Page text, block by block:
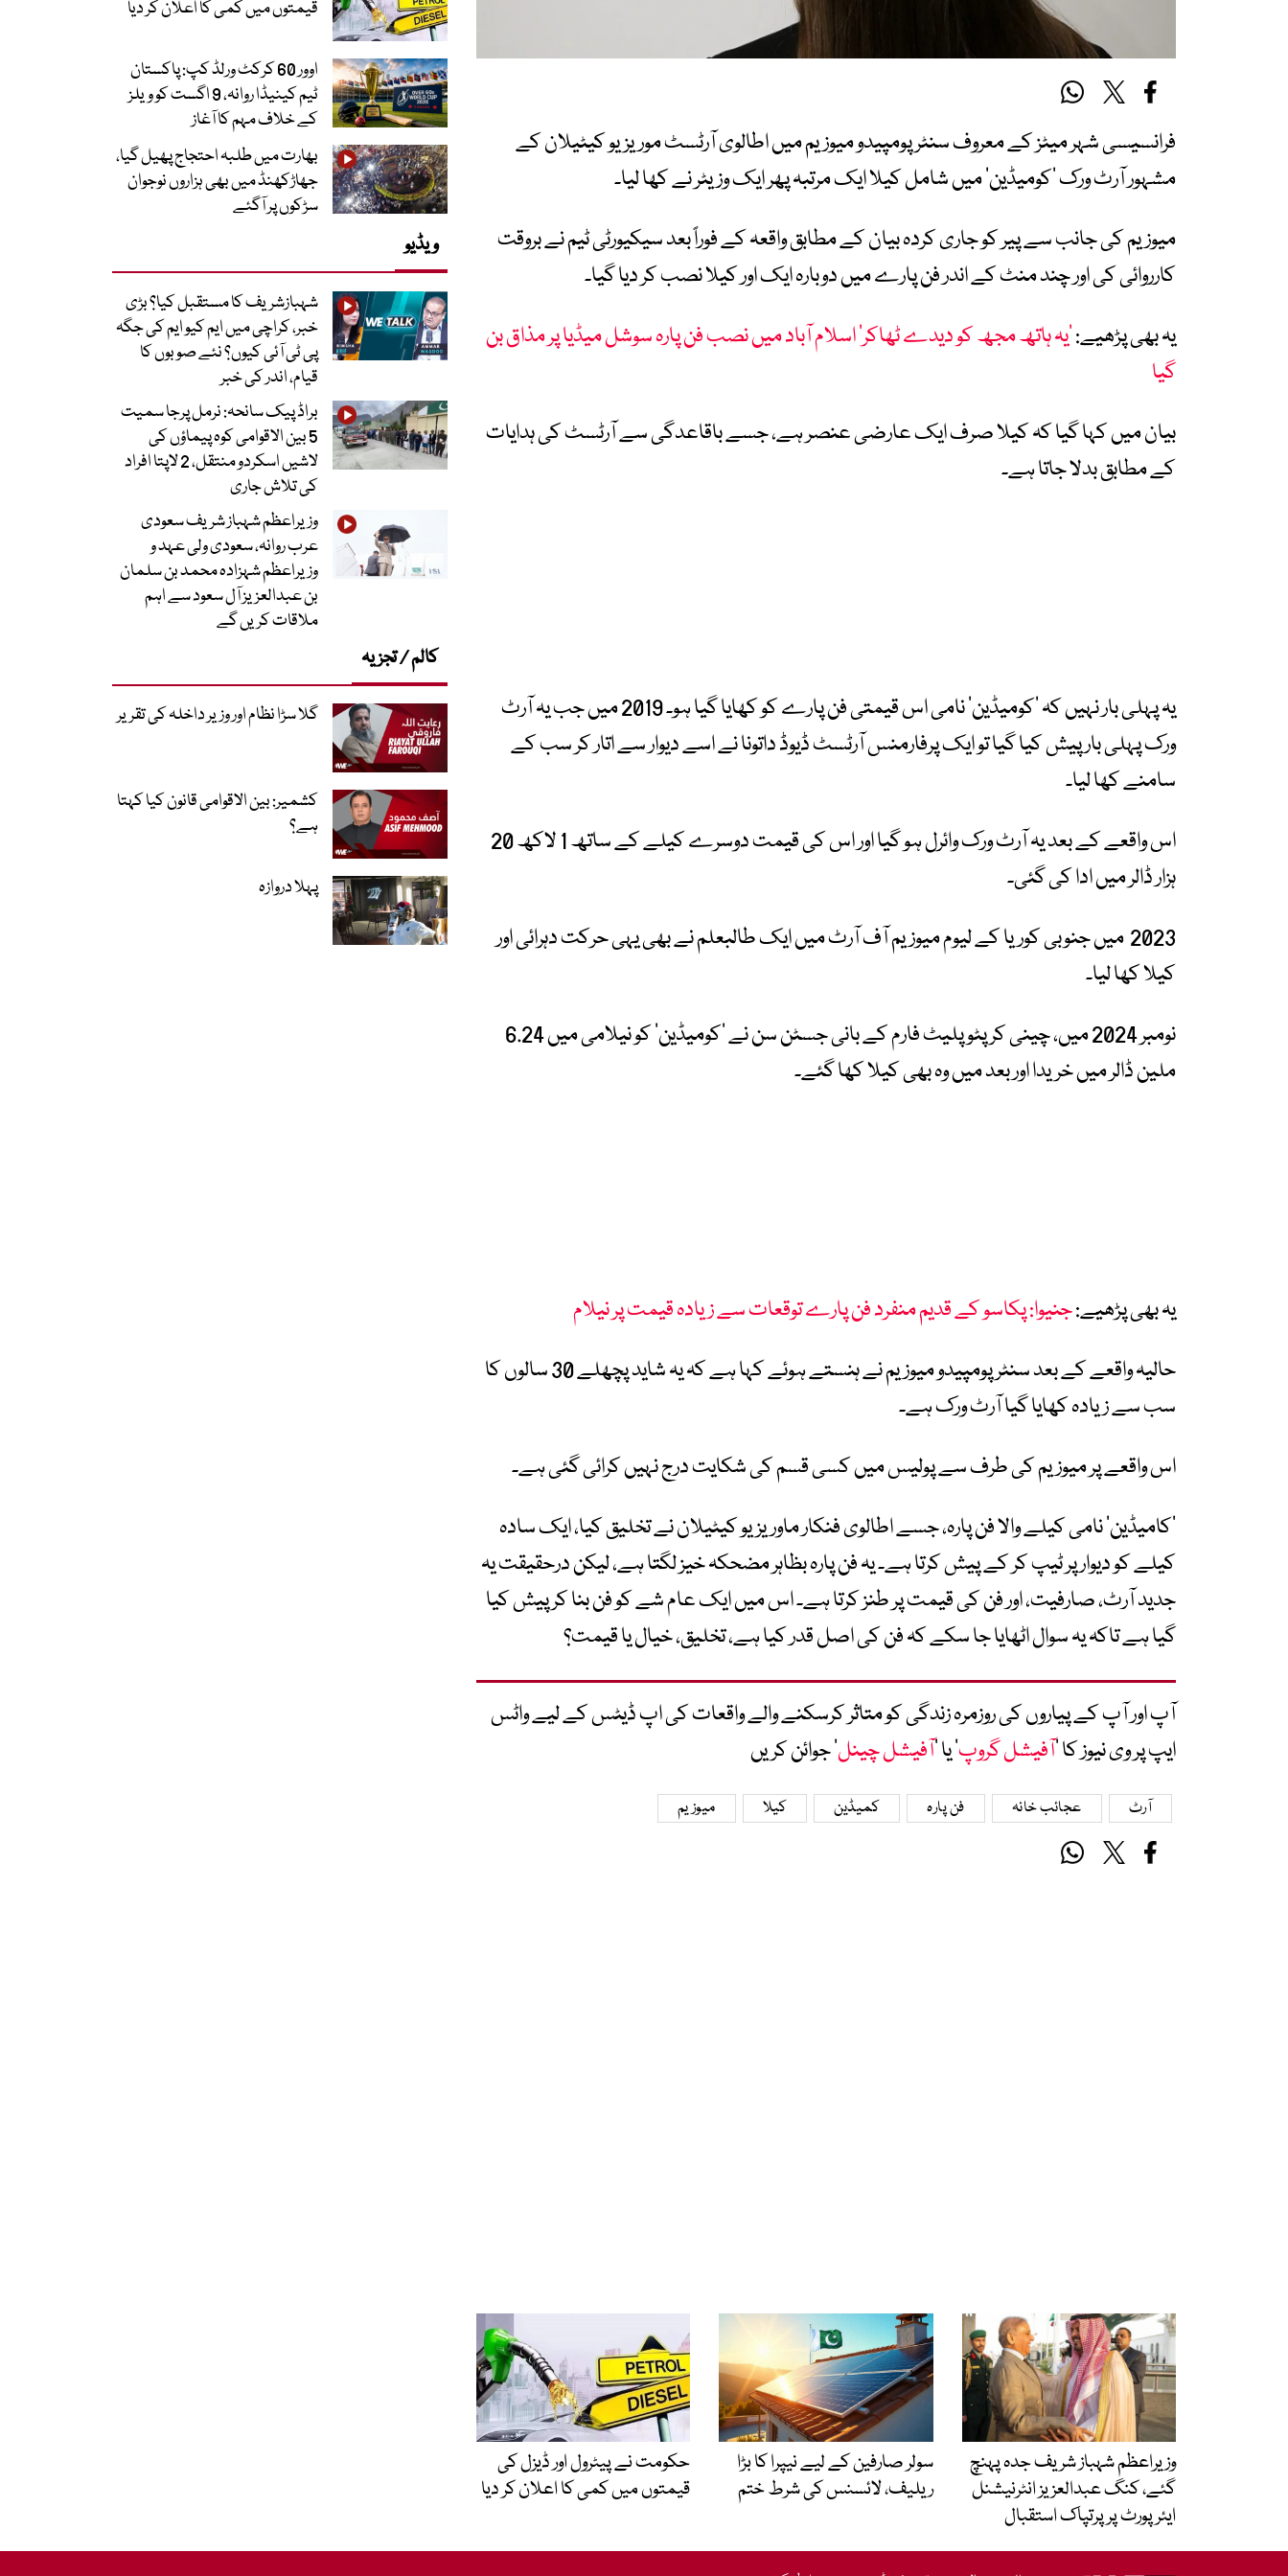
فرانسیسی شہر میٹز کے معروف سنٹر پومپیدو میوزیم میں اطالوی آرٹسٹ موریزیو کیٹیلان کے
مشہور آرٹ ورک ‘کومیڈین’ میں شامل کیلا ایک مرتبہ پھر ایک وزیٹر نے کھا لیا۔
میوزیم کی جانب سے پیر کو جاری کردہ بیان کے مطابق واقعہ کے فوراً بعد سیکیورٹی ٹیم نے بروقت
کارروائی کی اور چند منٹ کے اندر فن پارے میں دوبارہ ایک اور کیلا نصب کر دیا گیا۔
یہ بھی پڑھیے:’یہ ہاتھ مجھ کو دیدے ٹھاکر‘ اسلام آباد میں نصب فن پارہ سوشل میڈیا پر مذاق بن
گیا
بیان میں کہا گیا کہ کیلا صرف ایک عارضی عنصر ہے، جسے باقاعدگی سے آرٹسٹ کی ہدایات
کے مطابق بدلا جاتا ہے۔
یہ پہلی بار نہیں کہ ‘کومیڈین’ نامی اس قیمتی فن پارے کو کھایا گیا ہو۔ 2019 میں جب یہ آرٹ
ورک پہلی بار پیش کیا گیا تو ایک پرفارمنس آرٹسٹ ڈیوڈ داتونا نے اسے دیوار سے اتار کر سب کے
سامنے کھا لیا۔
اس واقعے کے بعد یہ آرٹ ورک وائرل ہو گیا اور اس کی قیمت دوسرے کیلے کے ساتھ 1 لاکھ 20
ہزار ڈالر میں ادا کی گئی۔
2023 میں جنوبی کوریا کے لیوم میوزیم آف آرٹ میں ایک طالبعلم نے بھی یہی حرکت دہرائی اور
کیلا کھا لیا۔
نومبر 2024 میں، چینی کرپٹو پلیٹ فارم کے بانی جسٹن سن نے ‘کومیڈین’ کو نیلامی میں 6.24
ملین ڈالر میں خریدا اور بعد میں وہ بھی کیلا کھا گئے۔
یہ بھی پڑھیے:جنیوا: پکاسو کے قدیم منفرد فن پارے توقعات سے زیادہ قیمت پر نیلام
حالیہ واقعے کے بعد سنٹر پومپیدو میوزیم نے ہنستے ہوئے کہا ہے کہ یہ شاید پچھلے 30 سالوں کا
سب سے زیادہ کھایا گیا آرٹ ورک ہے۔
اس واقعے پر میوزیم کی طرف سے پولیس میں کسی قسم کی شکایت درج نہیں کرائی گئی ہے۔
‘کامیڈین’ نامی کیلے والا فن پارہ، جسے اطالوی فنکار ماوریزیو کیٹیلان نے تخلیق کیا، ایک سادہ
کیلے کو دیوار پر ٹیپ کر کے پیش کرتا ہے۔ یہ فن پارہ بظاہر مضحکہ خیز لگتا ہے، لیکن درحقیقت یہ
جدید آرٹ، صارفیت، اور فن کی قیمت پر طنز کرتا ہے۔ اس میں ایک عام شے کو فن بنا کر پیش کیا
گیا ہے تاکہ یہ سوال اٹھایا جا سکے کہ فن کی اصل قدر کیا ہے، تخلیق، خیال یا قیمت؟
آپ اور آپ کے پیاروں کی روزمرہ زندگی کو متاثر کرسکنے والے واقعات کی اپ ڈیٹس کے لیے واٹس
ایپ پر وی نیوز کا ’آفیشل گروپ‘ یا ’آفیشل چینل‘ جوائن کریں
آرٹ عجائب خانہ فن پارہ کمیڈین کیلا میوزیم
وزیراعظم شہباز شریف جدہ پہنچ
گئے، کنگ عبدالعزیز انٹرنیشنل
ایئر پورٹ پر پرتپاک استقبال
سولر صارفین کے لیے نیپرا کا بڑا
ریلیف، لائسنس کی شرط ختم
حکومت نے پیٹرول اور ڈیزل کی
قیمتوں میں کمی کا اعلان کر دیا
قیمتوں میں کمی کا اعلان کر دیا
اوور 60 کرکٹ ورلڈ کپ: پاکستان
ٹیم کینیڈا روانہ، 9 اگست کو ویلز
کے خلاف مہم کا آغاز
بھارت میں طلبہ احتجاج پھیل گیا،
جھاڑکھنڈ میں بھی ہزاروں نوجوان
سڑکوں پر آگئے
ویڈیو
شہبازشریف کا مستقبل کیا؟ بڑی
خبر، کراچی میں ایم کیو ایم کی جگہ
پی ٹی آئی کیوں؟ نئے صوبوں کا
قیام، اندر کی خبر
براڈ پیک سانحہ: نرمل پرجا سمیت
5 بین الاقوامی کوہ پیماؤں کی
لاشیں اسکردو منتقل، 2 لاپتا افراد
کی تلاش جاری
وزیراعظم شہباز شریف سعودی
عرب روانہ، سعودی ولی عہد و
وزیراعظم شہزادہ محمد بن سلمان
بن عبدالعزیز آل سعود سے اہم
ملاقات کریں گے
کالم / تجزیہ
گلا سڑا نظام اور وزیر داخلہ کی تقریر
کشمیر: بین الاقوامی قانون کیا کہتا
ہے؟
پہلا دروازہ